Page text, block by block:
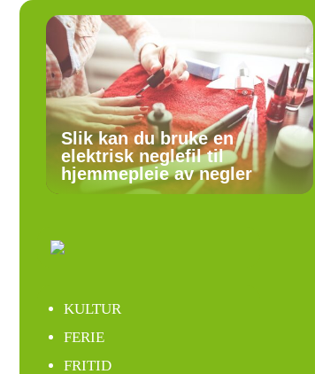
Slik kan du bruke en
elektrisk neglefil til
hjemmepleie av negler
KULTUR
FERIE
FRITID